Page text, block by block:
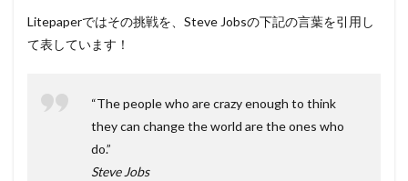
Litepaperではその挑戦を、Steve Jobsの下記の言葉を引用し
て表しています！
“The people who are crazy enough to think
they can change the world are the ones who
do.”
Steve Jobs